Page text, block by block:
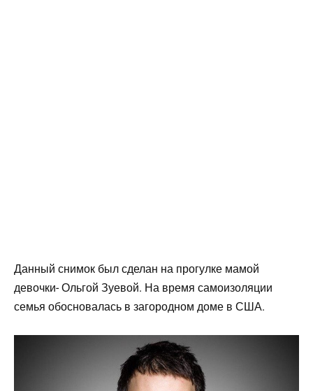
Данный снимок был сделан на прогулке мамой
девочки- Ольгой Зуевой. На время самоизоляции
семья обосновалась в загородном доме в США.